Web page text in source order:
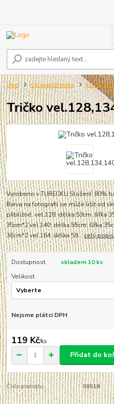
Úvod Chlapecká trička krátký
Tričko
Vyrobeno v TURECKU Složení: 80%
Barva na fotografii se může lišit od
přibližné. vel.128: délka 53cm, šířka
35cm*2 vel.140: délka 55cm, šířka
36cm*2 vel.164: délka 59...celý popis
Dostupnost
skladem 10 ks
Velikost
Nejsme plátci DPH
119 Kč/ks
Přidat do
Číslo produktu: 00516